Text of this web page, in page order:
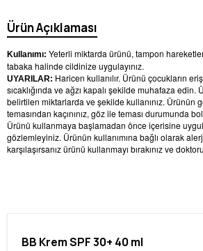
Ürün Açıklaması
Kullanımı: Yeterli miktarda ürünü, tampon
tabaka halinde cildinize uygulayınız.
UYARILAR: Haricen kullanılır. Ürünü çocukların
sıcaklığında ve ağzı kapalı şekilde muhafaza edin.
belirtilen miktarlarda ve şekilde kullanınız. Ürünün
temasından kaçınınız, göz ile teması durumunda bol
Ürünü kullanmaya başlamadan önce içerisine
gözlemleyiniz. Ürünün kullanımına bağlı olarak
karşılaşırsanız ürünü kullanmayı bırakınız ve
BB Krem SPF 30+ 40 ml